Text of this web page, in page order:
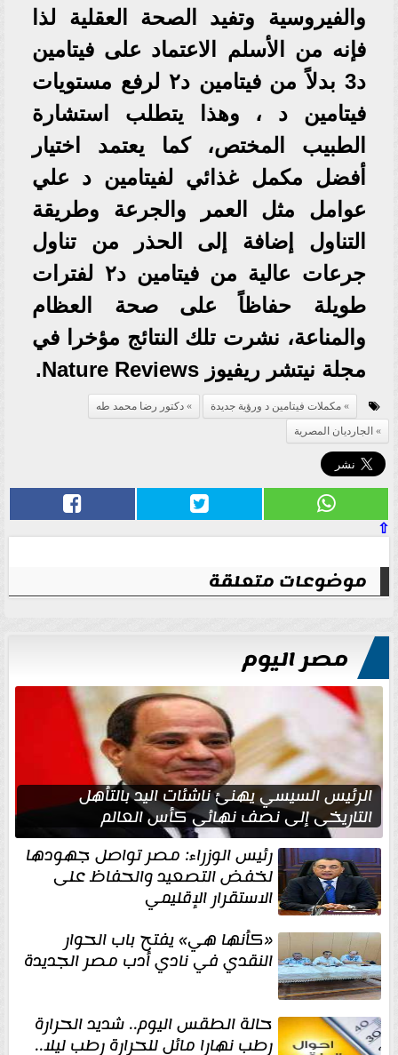
والفيروسية وتفيد الصحة العقلية لذا
فإنه من الأسلم الاعتماد على فيتامين
د3 بدلاً من فيتامين د٢ لرفع مستويات
فيتامين د ، وهذا يتطلب استشارة
الطبيب المختص، كما يعتمد اختيار
أفضل مكمل غذائي لفيتامين د علي
عوامل مثل العمر والجرعة وطريقة
التناول إضافة إلى الحذر من تناول
جرعات عالية من فيتامين د٢ لفترات
طويلة حفاظاً على صحة العظام
والمناعة، نشرت تلك النتائج مؤخرا في
مجلة نيتشر ريفيوز Nature Reviews.
مكملات فيتامين د ورؤية جديدة
دكتور رضا محمد طه
الجارديان المصرية
⇧
موضوعات متعلقة
مصر اليوم
الرئيس السيسي يهنئ ناشئات اليد بالتأهل
التاريخي إلى نصف نهائي كأس العالم
رئيس الوزراء: مصر تواصل جهودها
لخفض التصعيد والحفاظ على
الاستقرار الإقليمي
«كأنها هي» يفتح باب الحوار
النقدي في نادي أدب مصر الجديدة
حالة الطقس اليوم.. شديد الحرارة
رطب نهارا مائل للحرارة رطب ليلا..